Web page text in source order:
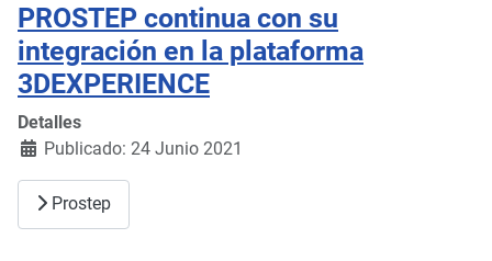
PROSTEP continua con su
integración en la plataforma
3DEXPERIENCE
Detalles
Publicado: 24 Junio 2021
Prostep